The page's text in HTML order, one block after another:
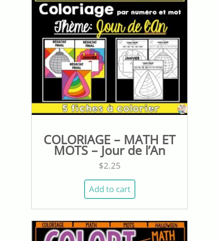
COLORIAGE – MATH ET
MOTS – Jour de l’An
$2.25
Add to cart